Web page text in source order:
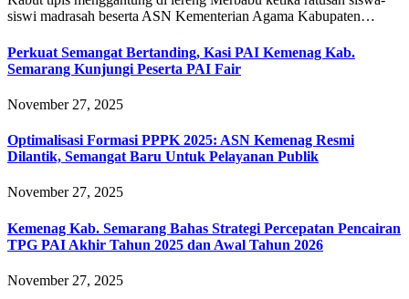
siswi madrasah beserta ASN Kementerian Agama Kabupaten…
Perkuat Semangat Bertanding, Kasi PAI Kemenag Kab.
Semarang Kunjungi Peserta PAI Fair
November 27, 2025
Optimalisasi Formasi PPPK 2025: ASN Kemenag Resmi
Dilantik, Semangat Baru Untuk Pelayanan Publik
November 27, 2025
Kemenag Kab. Semarang Bahas Strategi Percepatan Pencairan
TPG PAI Akhir Tahun 2025 dan Awal Tahun 2026
November 27, 2025